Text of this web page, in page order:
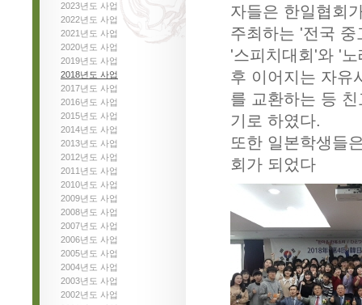
2023년도 사업
2022년도 사업
2021년도 사업
2020년도 사업
2019년도 사업
2018년도 사업
2017년도 사업
2016년도 사업
2015년도 사업
2014년도 사업
2013년도 사업
2012년도 사업
2011년도 사업
2010년도 사업
2009년도 사업
2008년도 사업
2007년도 사업
2006년도 사업
2005년도 사업
2004년도 사업
2003년도 사업
2002년도 사업
자들은 한일협회
주최하는 '전국
'스피치대회'와 '
후 이어지는 자유
를 교환하는 등
기로 하였다.
또한 일본학생들
회가 되었다